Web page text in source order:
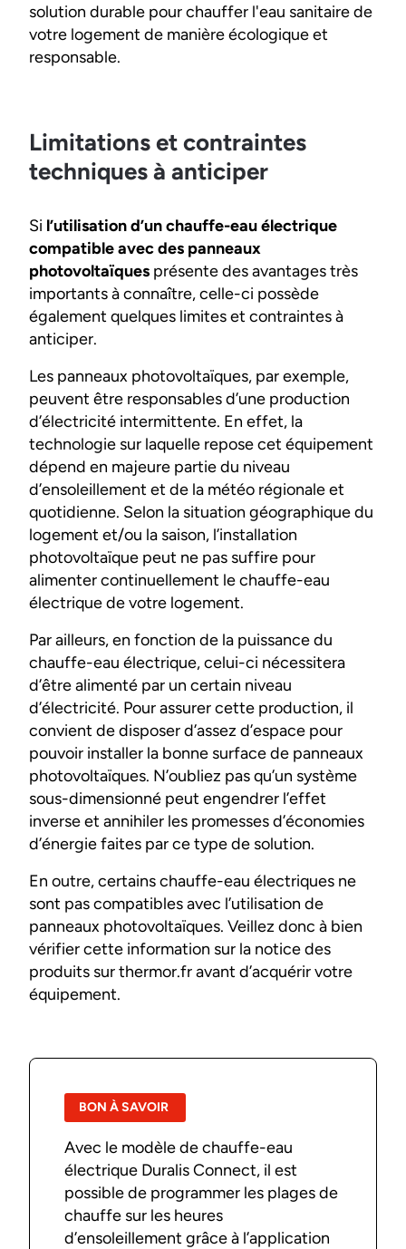
solution durable pour chauffer l'eau sanitaire de
votre logement de manière écologique et
responsable.
Limitations et contraintes
techniques à anticiper
Si l’utilisation d’un chauffe-eau électrique
compatible avec des panneaux
photovoltaïques présente des avantages très
importants à connaître, celle-ci possède
également quelques limites et contraintes à
anticiper.
Les panneaux photovoltaïques, par exemple,
peuvent être responsables d’une production
d’électricité intermittente. En effet, la
technologie sur laquelle repose cet équipement
dépend en majeure partie du niveau
d’ensoleillement et de la météo régionale et
quotidienne. Selon la situation géographique du
logement et/ou la saison, l’installation
photovoltaïque peut ne pas suffire pour
alimenter continuellement le chauffe-eau
électrique de votre logement.
Par ailleurs, en fonction de la puissance du
chauffe-eau électrique, celui-ci nécessitera
d’être alimenté par un certain niveau
d’électricité. Pour assurer cette production, il
convient de disposer d’assez d’espace pour
pouvoir installer la bonne surface de panneaux
photovoltaïques. N’oubliez pas qu’un système
sous-dimensionné peut engendrer l’effet
inverse et annihiler les promesses d’économies
d’énergie faites par ce type de solution.
En outre, certains chauffe-eau électriques ne
sont pas compatibles avec l’utilisation de
panneaux photovoltaïques. Veillez donc à bien
vérifier cette information sur la notice des
produits sur thermor.fr avant d’acquérir votre
équipement.
BON À SAVOIR
Avec le modèle de chauffe-eau
électrique Duralis Connect, il est
possible de programmer les plages de
chauffe sur les heures
d’ensoleillement grâce à l’application